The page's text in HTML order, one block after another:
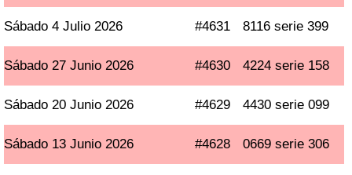
Sábado 4 Julio 2026 #4631 8116 serie 399
Sábado 27 Junio 2026 #4630 4224 serie 158
Sábado 20 Junio 2026 #4629 4430 serie 099
Sábado 13 Junio 2026 #4628 0669 serie 306